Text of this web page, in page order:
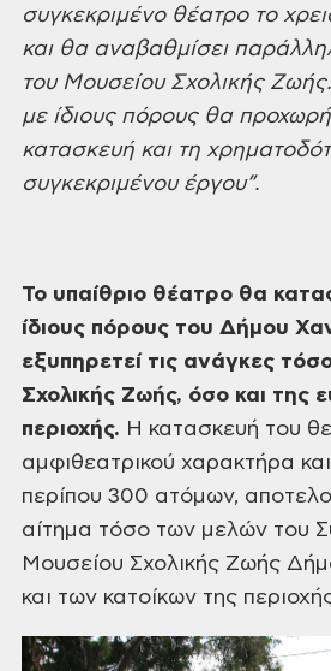
συγκεκριμένο θέατρο το
και θα αναβαθμίσει
του Μουσείου ΣχολικήςΖωής.
με ίδιους πόρουςθα
κατασκευή και τη
συγκεκριμένου έργου”.
Το υπαίθριο θέατρο θα
ίδιους πόρους του Δήμου
εξυπηρετεί τις ανάγκες
Σχολικής Ζωής, όσο και της
περιοχής. Η κατασκευή του
αμφιθεατρικού χαρακτήρα
περίπου 300 ατόμων,
αίτημα τόσο των μελών του
Μουσείου Σχολικής Ζωής
και των κατοίκων της